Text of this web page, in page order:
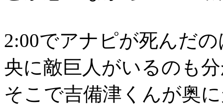
2:00でアナピが死んだ
央に敵巨人がいるのも
そこで吉備津くんが奥